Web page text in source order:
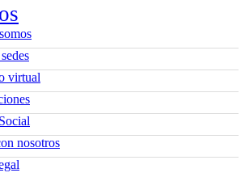
virtual
nosotros